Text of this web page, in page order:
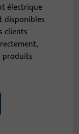
électrique
disponibles
clients
produits